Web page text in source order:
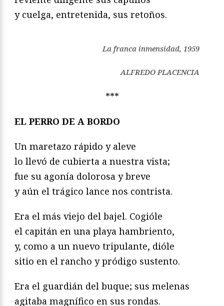
y cuelga, entretenida, sus retoños.
La franca inmensidad, 1959
ALFREDO PLACENCIA
***
EL PERRO DE A BORDO
Un maretazo rápido y aleve
lo llevó de cubierta a nuestra vista;
fue su agonía dolorosa y breve
y aún el trágico lance nos contrista.
Era el más viejo del bajel. Cogióle
el capitán en una playa hambriento,
y, como a un nuevo tripulante, dióle
sitio en el rancho y pródigo sustento.
Era el guardián del buque; sus melenas
agitaba magnífico en sus rondas.